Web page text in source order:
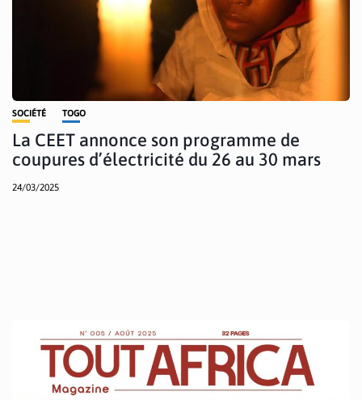
SOCIÉTÉ TOGO
La CEET annonce son programme de
coupures d’électricité du 26 au 30 mars
24/03/2025